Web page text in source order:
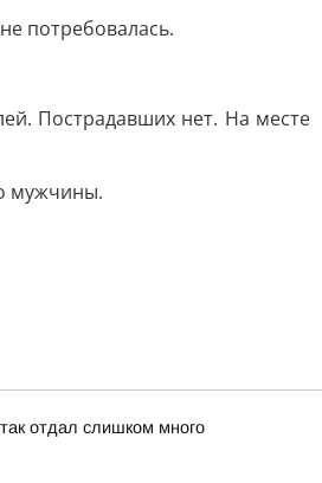
потребовалась.
Пострадавших нет. На месте
мужчины.
отдал слишком много